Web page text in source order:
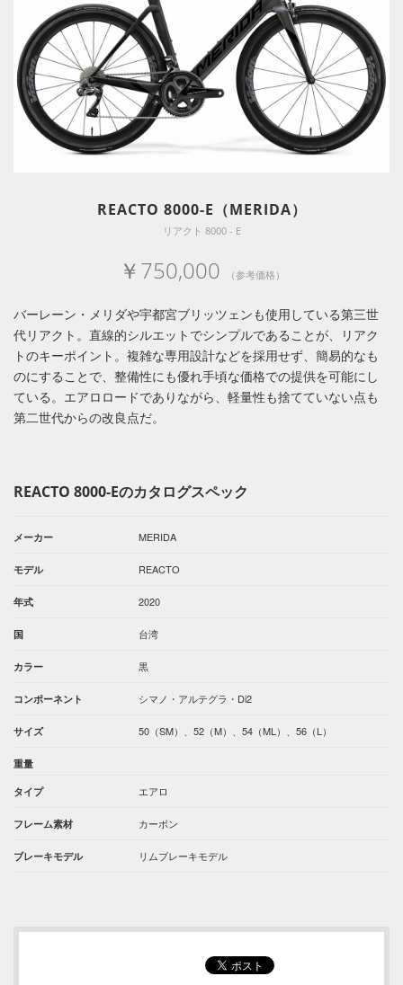
REACTO 8000-E（MERIDA）
リアクト 8000 - E
￥750,000 （参考価格）
バーレーン・メリダや宇都宮ブリッツェンも使用している第三世
代リアクト。直線的シルエットでシンプルであることが、リアク
トのキーポイント。複雑な専用設計などを採用せず、簡易的なも
のにすることで、整備性にも優れ手頃な価格での提供を可能にし
ている。エアロロードでありながら、軽量性も捨てていない点も
第二世代からの改良点だ。
REACTO 8000-Eのカタログスペック
メーカー MERIDA
モデル REACTO
年式 2020
国 台湾
カラー 黒
コンポーネント シマノ・アルテグラ・Di2
サイズ 50（SM）、52（M）、54（ML）、56（L）
重量
タイプ エアロ
フレーム素材 カーボン
ブレーキモデル リムブレーキモデル